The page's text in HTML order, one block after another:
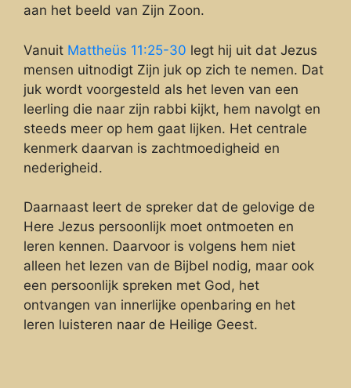
aan het beeld van Zijn Zoon.
Vanuit Mattheüs 11:25-30 legt hij uit dat Jezus
mensen uitnodigt Zijn juk op zich te nemen. Dat
juk wordt voorgesteld als het leven van een
leerling die naar zijn rabbi kijkt, hem navolgt en
steeds meer op hem gaat lijken. Het centrale
kenmerk daarvan is zachtmoedigheid en
nederigheid.
Daarnaast leert de spreker dat de gelovige de
Here Jezus persoonlijk moet ontmoeten en
leren kennen. Daarvoor is volgens hem niet
alleen het lezen van de Bijbel nodig, maar ook
een persoonlijk spreken met God, het
ontvangen van innerlijke openbaring en het
leren luisteren naar de Heilige Geest.